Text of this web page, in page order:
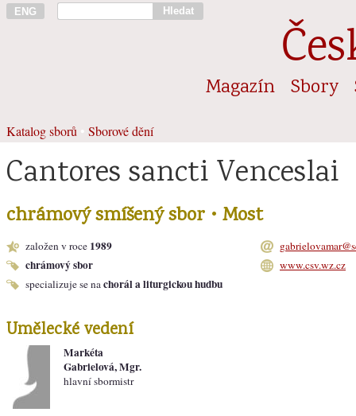
ENG Hledat
Magazín Sbory
Katalog sborů Sborové dění
Cantores sancti Venceslai
chrámový smíšený sbor • Most
založen v roce 1989
chrámový sbor
specializuje se na chorál a liturgickou hudbu
www.csv.wz.cz
Umělecké vedení
Markéta
Gabrielová, Mgr.
hlavní sbormistr